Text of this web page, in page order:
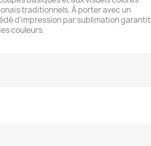
traditionnels. À porter avec un
d'impression par sublimation garantit
couleurs.